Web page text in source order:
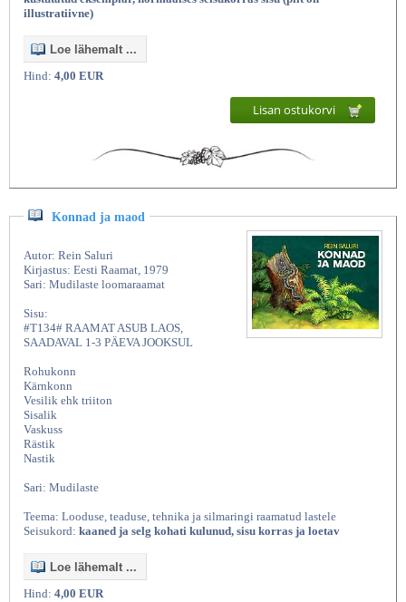
illustratiivne)
Loe lähemalt ...
Hind: 4,00 EUR
Lisan ostukorvi
Konnad ja maod
Autor: Rein Saluri
Kirjastus: Eesti Raamat, 1979
Sari: Mudilaste loomaraamat
Sisu:
#T134# RAAMAT ASUB LAOS,
SAADAVAL 1-3 PÄEVA JOOKSUL
Rohukonn
Kärnkonn
Vesilik ehk triiton
Sisalik
Vaskuss
Rästik
Nastik
Sari: Mudilaste
Teema: Looduse, teaduse, tehnika ja silmaringi raamatud lastele
Seisukord: kaaned ja selg kohati kulunud, sisu korras ja loetav
Loe lähemalt ...
Hind: 4,00 EUR